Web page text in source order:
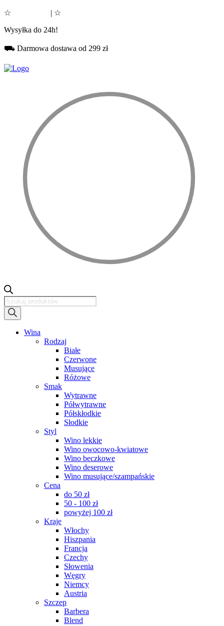
☆ | ☆
Wysyłka do 24h!
⛟ Darmowa dostawa od 299 zł
Wyszukiwarka
produktów
Wina
Rodzaj
Białe
Czerwone
Musujące
Różowe
Smak
Wytrawne
Półwytrawne
Półskłodkie
Słodkie
Styl
Wino lekkie
Wino owocowo-kwiatowe
Wino beczkowe
Wino deserowe
Wino musujące/szampańskie
Cena
do 50 zł
50 - 100 zł
powyżej 100 zł
Kraje
Włochy
Hiszpania
Francja
Czechy
Słowenia
Węgry
Niemcy
Austria
Szczep
Barbera
Blend